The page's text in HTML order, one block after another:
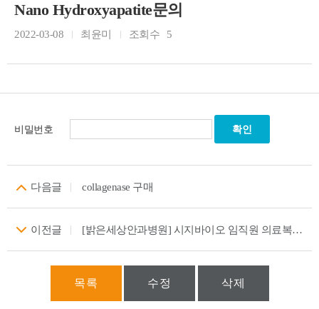
Nano Hydroxyapatite문의
2022-03-08 최윤미 조회수 5
비밀번호
다음글 collagenase 구매
이전글 [밝은세상안과병원] 시지바이오 임직원 의료복지 혜택 제안
목록 수정 삭제